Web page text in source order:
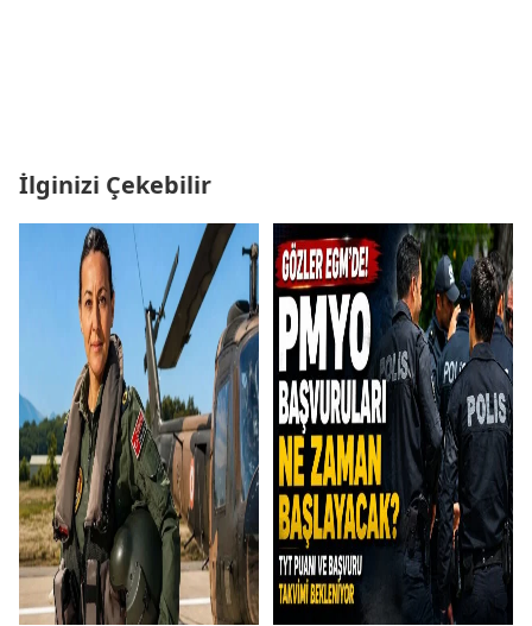
İlginizi Çekebilir